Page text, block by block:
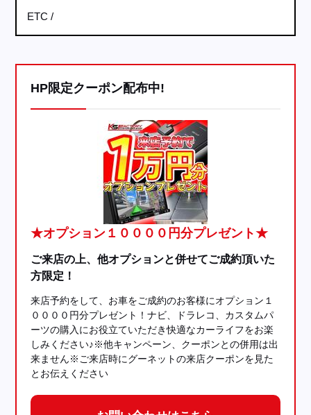
ETC
HP限定クーポン配布中!
★オプション１００００円分プレゼント★
ご来店の上、他オプションと併せてご成約頂いた
方限定！
来店予約をして、お車をご成約のお客様にオプション１
００００円分プレゼント！ナビ、ドラレコ、カスタムパ
ーツの購入にお役立ていただき快適なカーライフをお楽
しみください♪※他キャンペーン、クーポンとの併用は出
来ません※ご来店時にグーネットの来店クーポンを見た
とお伝えください